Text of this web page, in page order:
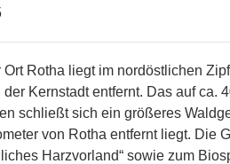
Ort Rotha liegt im nordöstlichen
der Kernstadt entfernt. Das auf ca.
schließt sich ein größeres
von Rotha entfernt liegt. Die
Harzvorland“ sowie zum